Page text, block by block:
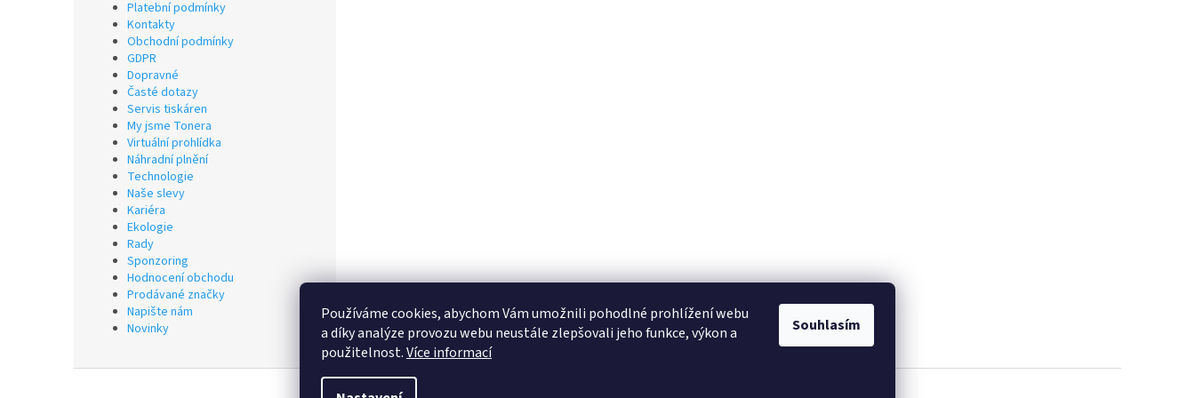
Používáme cookies, abychom Vám umožnili pohodlné prohlížení webu
a díky analýze provozu webu neustále zlepšovali jeho funkce, výkon a
použitelnost.Více informací
Souhlasím
Platební podmínky
Kontakty
Obchodní podmínky
GDPR
Dopravné
Časté dotazy
Servis tiskáren
My jsme Tonera
Virtuální prohlídka
Náhradní plnění
Technologie
Naše slevy
Kariéra
Ekologie
Rady
Sponzoring
Hodnocení obchodu
Prodávané značky
Napište nám
Novinky